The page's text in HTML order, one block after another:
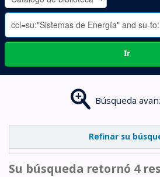
-
Ir
Búsqueda
Refinar su
Su búsqueda retornó 4